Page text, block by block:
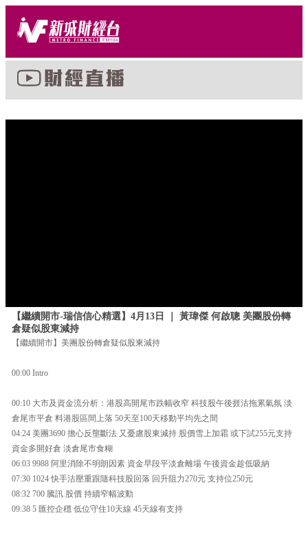
【繼續開市-瑞信信心精選】4月13日 ｜ 黃瑋傑 何啟聰 美團股份轉
倉疑似股東減持
【繼續開市】美團股份轉倉疑似股東減持
00:00 Intro
00:10 大市及資金流分析：港股高開尾市跌幅收窄 科技股午後捱沽拖累氣氛 淡
倉尾市平倉 料港股區間上落 50天至100天移動平均先之間
04:24 美團3690 擔心反壟斷法 又憂慮股東減持 股價雪上加霜 或下試255元支持
資金多開好倉 淡倉尾市食糊
06:03 9988 阿里消除不明朗因素 資金早段平淡倉離場 午後資金趁低吸納
07:30 1024 快手沽壓重跟隨科技股回落 回升阻力270元 支持位250元
08:32 700 騰訊 股價 持續窄幅波動
09:38 5 匯控企穩 低位守住10天線 45天線有支持